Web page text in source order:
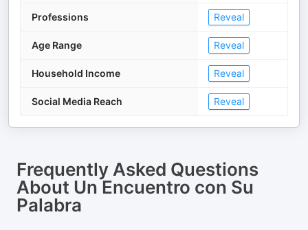
Professions Reveal
Age Range Reveal
Household Income Reveal
Social Media Reach Reveal
Frequently Asked Questions
About Un Encuentro con Su
Palabra